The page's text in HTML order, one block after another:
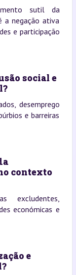
sutil da
a negação ativa
e participação
social e
desemprego
e barreiras
contexto
excludentes,
económicas e
e